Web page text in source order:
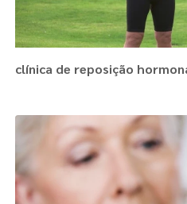
clínica de reposição